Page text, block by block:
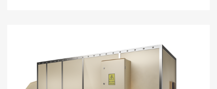
5. FLYHIGH冷媒回路设计，全面提升系统性能